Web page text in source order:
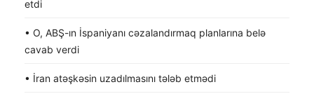
etdi
• O, ABŞ-ın İspaniyanı cəzalandırmaq planlarına belə
cavab verdi
• İran atəşkəsin uzadılmasını tələb etmədi